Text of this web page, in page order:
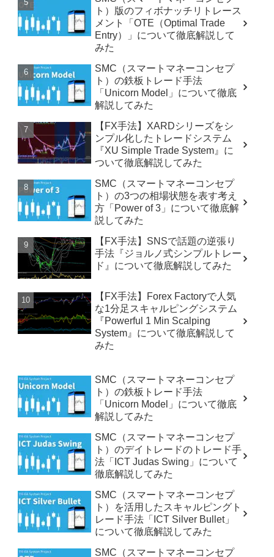
ト）版のフィボナッチリトレース
メント「OTE（Optimal Trade
Entry）」について徹底解説して
みた
SMC（スマートマネーコンセプ
ト）の鉄板トレード手法
「Unicorn Model」について徹底
解説してみた
【FX手法】XARDシリーズをシ
ンプル化したトレードシステム
『XU Simple Trade System』に
ついて徹底解説してみた
SMC（スマートマネーコンセプ
ト）の3つの相場状態を表す考え
方「Power of 3」について徹底解
説してみた
【FX手法】SNSで話題の逆張り
手法『ジョルノ式シンプルトレー
ド』について徹底解説してみた
【FX手法】Forex Factoryで人気
な1分足スキャルピングシステム
『Powerful 1 Min Scalping
System』について徹底解説して
みた
SMC（スマートマネーコンセプ
ト）の鉄板トレード手法
「Unicorn Model」について徹底
解説してみた
SMC（スマートマネーコンセプ
ト）のデイトレードのトレード手
法「ICT Judas Swing」について
徹底解説してみた
SMC（スマートマネーコンセプ
ト）を活用したスキャルピングト
レード手法「ICT Silver Bullet」
について徹底解説してみた
SMC（スマートマネーコンセプ